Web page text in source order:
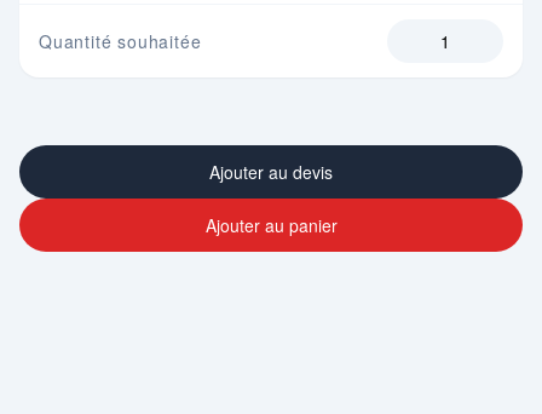
Quantité souhaitée
Ajouter au devis
Ajouter au panier